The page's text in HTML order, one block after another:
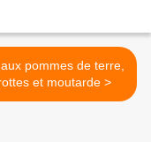
pommes de terre,
carottes et moutarde >